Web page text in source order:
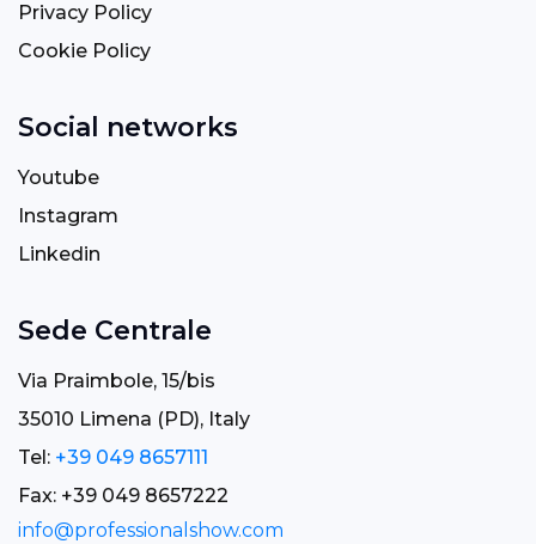
Privacy Policy
Cookie Policy
Social networks
Youtube
Instagram
Linkedin
Sede Centrale
Via Praimbole, 15/bis
35010 Limena (PD), Italy
Tel: +39 049 8657111
Fax: +39 049 8657222
info@professionalshow.com